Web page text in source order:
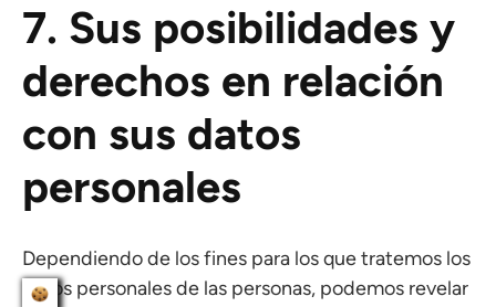
7. Sus posibilidades y
derechos en relación
con sus datos
personales
Dependiendo de los fines para los que tratemos los
datos personales de las personas, podemos revelar